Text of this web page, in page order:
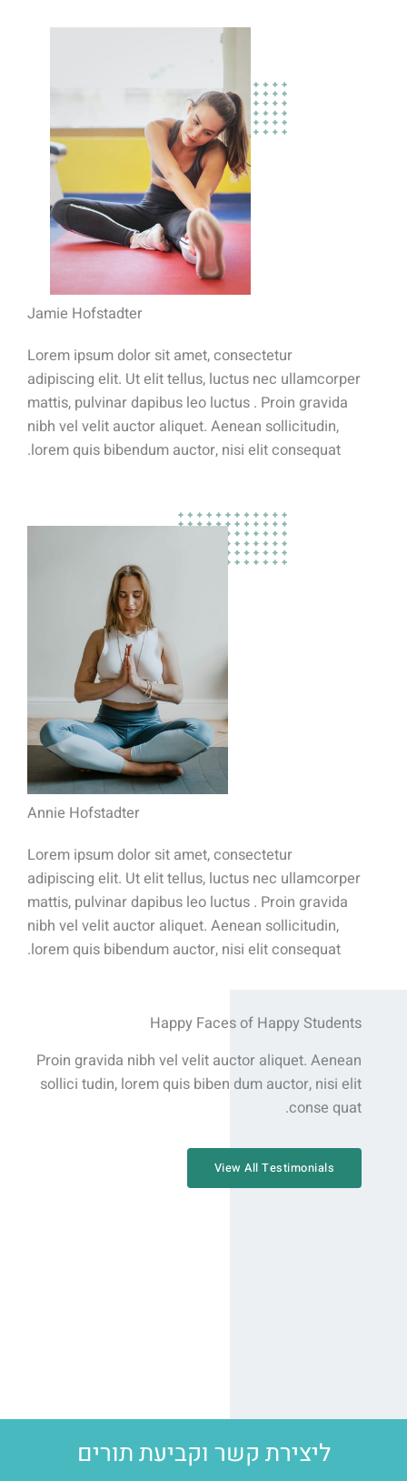
Jamie Hofstadter
Lorem ipsum dolor sit amet, consectetur
adipiscing elit. Ut elit tellus, luctus nec ullamcorper
mattis, pulvinar dapibus leo luctus . Proin gravida
nibh vel velit auctor aliquet. Aenean sollicitudin,
lorem quis bibendum auctor, nisi elit consequat.
Annie Hofstadter
Lorem ipsum dolor sit amet, consectetur
adipiscing elit. Ut elit tellus, luctus nec ullamcorper
mattis, pulvinar dapibus leo luctus . Proin gravida
nibh vel velit auctor aliquet. Aenean sollicitudin,
lorem quis bibendum auctor, nisi elit consequat.
Happy Faces of Happy Students
Proin gravida nibh vel velit auctor aliquet. Aenean
sollici tudin, lorem quis biben dum auctor, nisi elit
conse quat.
View All Testimonials
ליצירת קשר וקביעת תורים